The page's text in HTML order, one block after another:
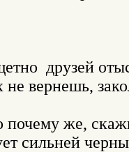
друзей
не вернешь,
почему же,
сильней